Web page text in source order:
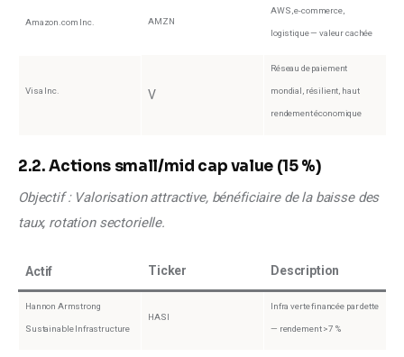
Amazon.com Inc. AMZN
AWS, e-commerce,
logistique — valeur cachée
Visa Inc. V
Réseau de paiement
mondial, résilient, haut
rendement économique
2.2. Actions small/mid cap value (15 %)
Objectif : Valorisation attractive, bénéficiaire de la baisse des
taux, rotation sectorielle.
Actif Ticker Description
Hannon Armstrong
Sustainable Infrastructure
HASI
Infra verte financée par dette
— rendement >7 %